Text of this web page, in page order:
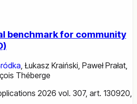
benchmark for community
, Łukasz Kraiński, Paweł Prałat,
Théberge
2026 vol. 307, art. 130920,